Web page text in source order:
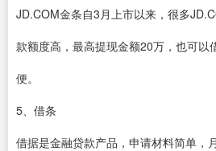
JD.COM金条自3月上市以来，很多
款额度高，最高提现金额20万，也可以
便。
5、借条
借据是金融贷款产品，申请材料简单，